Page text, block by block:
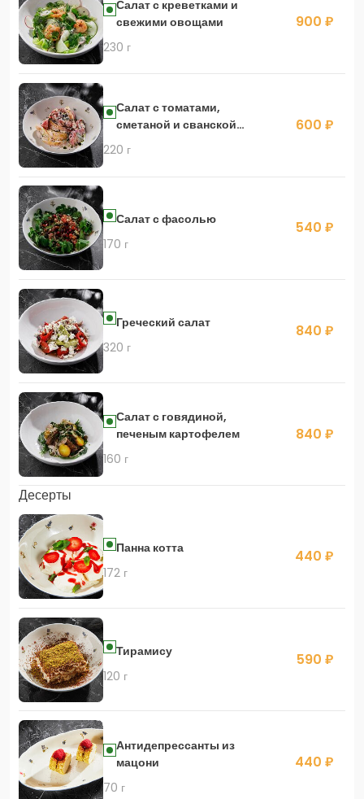
Салат с креветками и
свежими овощами
230 г
900 ₽
Салат с томатами,
сметаной и сванской
солью
220 г
600 ₽
Салат с фасолью
170 г
540 ₽
Греческий салат
320 г
840 ₽
Салат с говядиной,
печеным картофелем
160 г
840 ₽
Десерты
Панна котта
172 г
440 ₽
Тирамису
120 г
590 ₽
Антидепрессанты из
мацони
70 г
440 ₽